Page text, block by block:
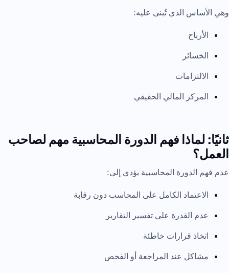
وهي الأساس الذي تُبنى عليه:
الأرباح
الخسائر
الالتزامات
المركز المالي الحقيقي
ثانيًا: لماذا فهم الدورة المحاسبية مهم لصاحب
العمل؟
عدم فهم الدورة المحاسبية يؤدي إلى:
الاعتماد الكامل على المحاسب دون رقابة
عدم القدرة على تفسير التقارير
اتخاذ قرارات خاطئة
مشاكل عند المراجعة أو الفحص